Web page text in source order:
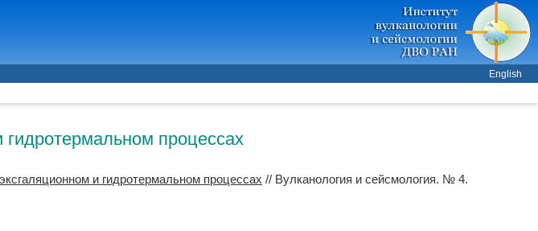
English
процессах
и гидротермальном процессах // Вулканология и сейсмология. № 4.